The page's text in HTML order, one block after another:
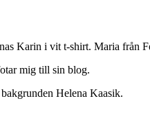
Karin i vit t-shirt. Maria från
mig till sin blog.
Helena Kaasik.